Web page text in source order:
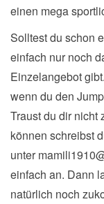
einen mega
Solltest du schon
einfach nur noch
Einzelangebot
wenn du den
Traust du dir nicht
können schreibst
unter
einfach an. Dann
natürlich noch